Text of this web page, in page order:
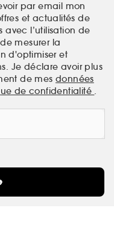
par email mon
et actualités de
avec l’utilisation de
mesurer la
d'optimiser et
Je déclare avoir plus
de mes données
de confidentialité .